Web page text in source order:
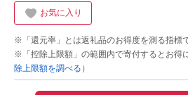
お気に入り
※「還元率」とは返礼品のお得度を測る指標
※「控除上限額」の範囲内で寄付するとお得
除上限額を調べる）